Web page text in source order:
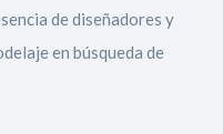
de diseñadores y
en búsqueda de